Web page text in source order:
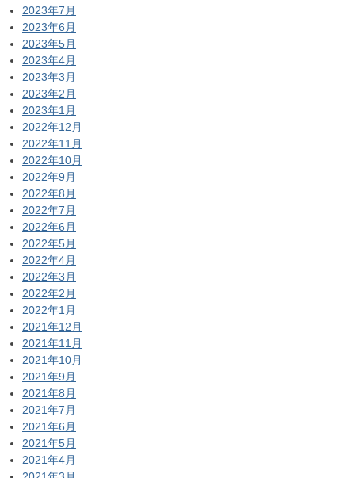
2023年7月
2023年6月
2023年5月
2023年4月
2023年3月
2023年2月
2023年1月
2022年12月
2022年11月
2022年10月
2022年9月
2022年8月
2022年7月
2022年6月
2022年5月
2022年4月
2022年3月
2022年2月
2022年1月
2021年12月
2021年11月
2021年10月
2021年9月
2021年8月
2021年7月
2021年6月
2021年5月
2021年4月